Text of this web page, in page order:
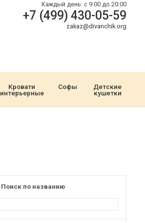
Каждый день: с 9:00 до 20:00
+7 (499) 430-05-59
zakaz@divanchik.org
Кровати
интерьерные
Софы
Детские
кушетки
Поиск по названию